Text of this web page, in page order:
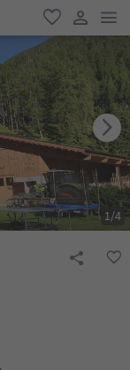
favoriti
user link
1/4